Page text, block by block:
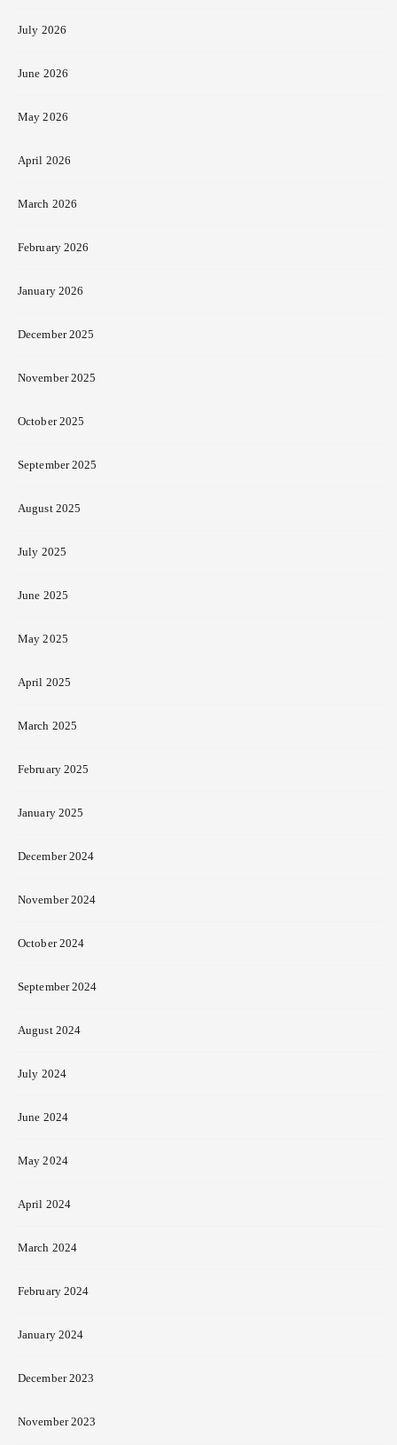
July 2026
June 2026
May 2026
April 2026
March 2026
February 2026
January 2026
December 2025
November 2025
October 2025
September 2025
August 2025
July 2025
June 2025
May 2025
April 2025
March 2025
February 2025
January 2025
December 2024
November 2024
October 2024
September 2024
August 2024
July 2024
June 2024
May 2024
April 2024
March 2024
February 2024
January 2024
December 2023
November 2023